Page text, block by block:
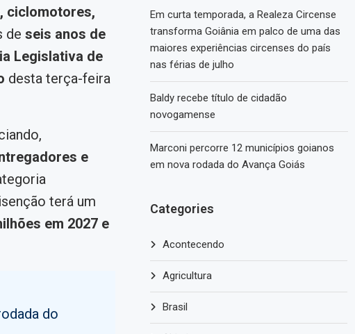
ciclomotores,
de seis anos de
Legislativa de
desta terça-feira
e
terá um
em 2027 e
do
Em curta temporada, a Realeza Circense
transforma Goiânia em palco de uma das
maiores experiências circenses do país
nas férias de julho
Baldy recebe título de cidadão
novogamense
Marconi percorre 12 municípios goianos
em nova rodada do Avança Goiás
Categories
Acontecendo
Agricultura
Brasil